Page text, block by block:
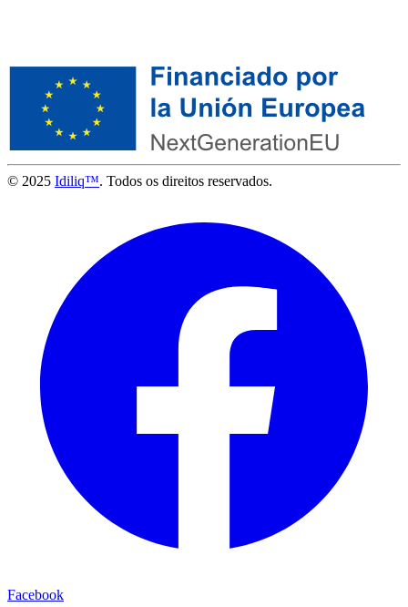
© 2025 Idiliq™. Todos os direitos reservados.
Facebook